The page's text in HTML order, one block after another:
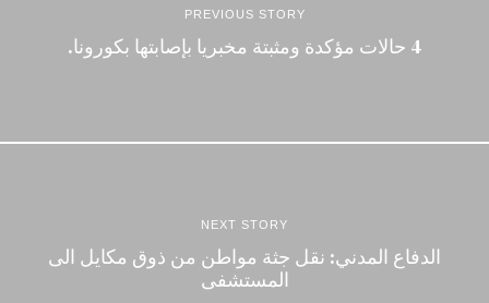
PREVIOUS STORY
4 حالات مؤكدة ومثبتة مخبريا بإصابتها بكورونا.
NEXT STORY
الدفاع المدني: نقل جثة مواطن من ذوق مكايل الى
المستشفى